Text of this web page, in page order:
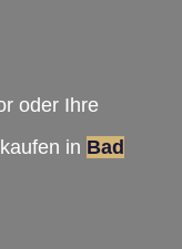
oder Ihre
in Bad